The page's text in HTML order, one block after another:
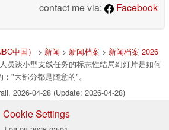
contact me via:
Facebook
中国） > 新闻 > 新闻档案 > 新闻档案 2026
员谈小型支线任务的标志性结局幻灯片是如何
："大部分都是随意的"。
2026-04-28 (Update: 2026-04-28)
Cookie Settings